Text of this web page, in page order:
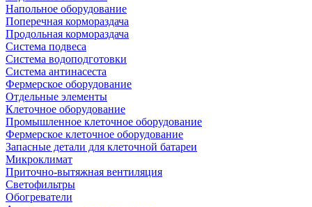
Напольное оборудование
Поперечная кормораздача
Продольная кормораздача
Система подвеса
Система водоподготовки
Система антинасеста
Фермерское оборудование
Отдельные элементы
Клеточное оборудование
Промышленное клеточное оборудование
Фермерское клеточное оборудование
Запасные детали для клеточной батареи
Микроклимат
Приточно-вытяжная вентиляция
Светофильтры
Обогреватели